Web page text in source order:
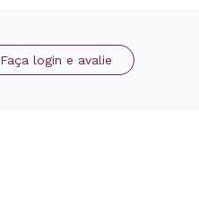
Faça login e avalie